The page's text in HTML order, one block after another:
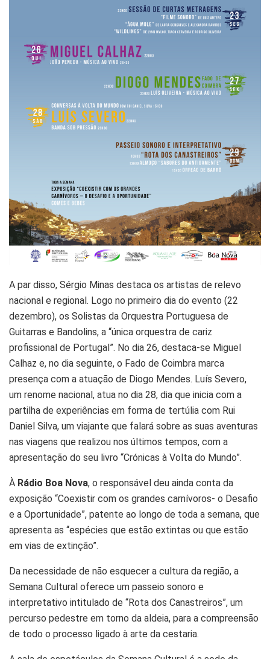
A par disso, Sérgio Minas destaca os artistas de relevo
nacional e regional. Logo no primeiro dia do evento (22
dezembro), os Solistas da Orquestra Portuguesa de
Guitarras e Bandolins, a “única orquestra de cariz
profissional de Portugal”. No dia 26, destaca-se Miguel
Calhaz e, no dia seguinte, o Fado de Coimbra marca
presença com a atuação de Diogo Mendes. Luís Severo,
um renome nacional, atua no dia 28, dia que inicia com a
partilha de experiências em forma de tertúlia com Rui
Daniel Silva, um viajante que falará sobre as suas aventuras
nas viagens que realizou nos últimos tempos, com a
apresentação do seu livro “Crónicas à Volta do Mundo”.
À Rádio Boa Nova, o responsável deu ainda conta da
exposição “Coexistir com os grandes carnívoros- o Desafio
e a Oportunidade”, patente ao longo de toda a semana, que
apresenta as “espécies que estão extintas ou que estão
em vias de extinção”.
Da necessidade de não esquecer a cultura da região, a
Semana Cultural oferece um passeio sonoro e
interpretativo intitulado de “Rota dos Canastreiros”, um
percurso pedestre em torno da aldeia, para a compreensão
de todo o processo ligado à arte da cestaria.